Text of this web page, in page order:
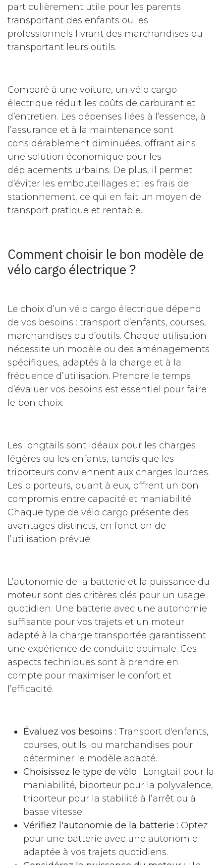
particulièrement utile pour les parents
transportant des enfants ou les
professionnels livrant des marchandises ou
transportant leurs outils.
Comparé à une voiture, un vélo cargo
électrique réduit les coûts de carburant et
d’entretien. Les dépenses liées à l’essence, à
l’assurance et à la maintenance sont
considérablement diminuées, offrant ainsi
une solution économique pour les
déplacements urbains. De plus, il permet
d’éviter les embouteillages et les frais de
stationnement, ce qui en fait un moyen de
transport pratique et rentable.
Comment choisir le bon modèle de
vélo cargo électrique ?
Le choix d’un vélo cargo électrique dépend
de vos besoins : transport d’enfants, courses,
marchandises ou d’outils. Chaque utilisation
nécessite un modèle ou des aménagements
spécifiques, adaptés à la charge et à la
fréquence d’utilisation. Prendre le temps
d’évaluer vos besoins est essentiel pour faire
le bon choix.
Les longtails sont idéaux pour les charges
légères ou les enfants, tandis que les
triporteurs conviennent aux charges lourdes.
Les biporteurs, quant à eux, offrent un bon
compromis entre capacité et maniabilité.
Chaque type de vélo cargo présente des
avantages distincts, en fonction de
l’utilisation prévue.
L’autonomie de la batterie et la puissance du
moteur sont des critères clés pour un usage
quotidien. Une batterie avec une autonomie
suffisante pour vos trajets et un moteur
adapté à la charge transportée garantissent
une expérience de conduite optimale. Ces
aspects techniques sont à prendre en
compte pour maximiser le confort et
l’efficacité.
Évaluez vos besoins : Transport d'enfants,
courses, outils ou marchandises pour
déterminer le modèle adapté.
Choisissez le type de vélo : Longtail pour la
maniabilité, biporteur pour la polyvalence,
triporteur pour la stabilité à l’arrêt ou à
basse vitesse.
Vérifiez l'autonomie de la batterie : Optez
pour une batterie avec une autonomie
adaptée à vos trajets quotidiens.